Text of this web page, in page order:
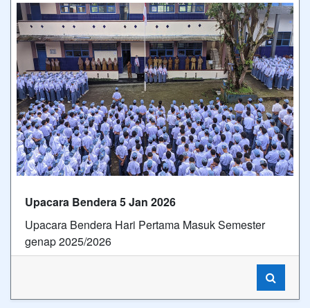
Upacara Bendera 5 Jan 2026
Upacara Bendera Hari Pertama Masuk Semester
genap 2025/2026